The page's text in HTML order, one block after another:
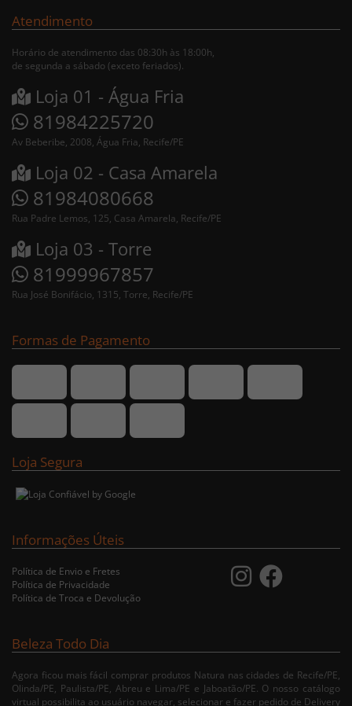
Atendimento
Horário de atendimento das 08:30h às 18:00h,
de segunda a sábado (exceto feriados).
Loja 01 - Água Fria
81984225720
Av Beberibe, 2008, Água Fria, Recife/PE
Loja 02 - Casa Amarela
81984080668
Rua Padre Lemos, 125, Casa Amarela, Recife/PE
Loja 03 - Torre
81999967857
Rua José Bonifácio, 1315, Torre, Recife/PE
Formas de Pagamento
Loja Segura
Informações Úteis
Política de Envio e Fretes
Política de Privacidade
Política de Troca e Devolução
Beleza Todo Dia
Agora ficou mais fácil comprar produtos Natura nas cidades de Recife/PE,
Olinda/PE, Paulista/PE, Abreu e Lima/PE e Jaboatão/PE. O nosso catálogo
virtual possibilita ao usuário navegar, selecionar e fazer pedido de Delivery